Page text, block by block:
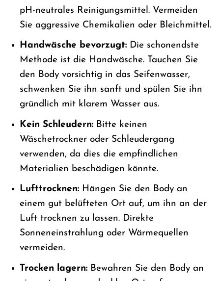
pH-neutrales Reinigungsmittel. Vermeiden
Sie aggressive Chemikalien oder Bleichmittel.
Handwäsche bevorzugt:Die schonendste
Methode ist die Handwäsche. Tauchen Sie
den Body vorsichtig in das Seifenwasser,
schwenken Sie ihn sanft und spülen Sie ihn
gründlich mit klarem Wasser aus.
Kein Schleudern:Bitte keinen
Wäschetrockner oder Schleudergang
verwenden, da dies die empfindlichen
Materialien beschädigen könnte.
Lufttrocknen:Hängen Sie den Body an
einem gut belüfteten Ort auf, um ihn an der
Luft trocknen zu lassen. Direkte
Sonneneinstrahlung oder Wärmequellen
vermeiden.
Trocken lagern:Bewahren Sie den Body an